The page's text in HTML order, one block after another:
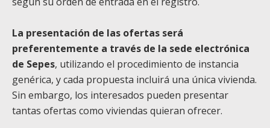
La presentación de las ofertas será
preferentemente a través de la sede electrónica
de Sepes, utilizando el procedimiento de instancia
genérica, y cada propuesta incluirá una única vivienda.
Sin embargo, los interesados pueden presentar
tantas ofertas como viviendas quieran ofrecer.